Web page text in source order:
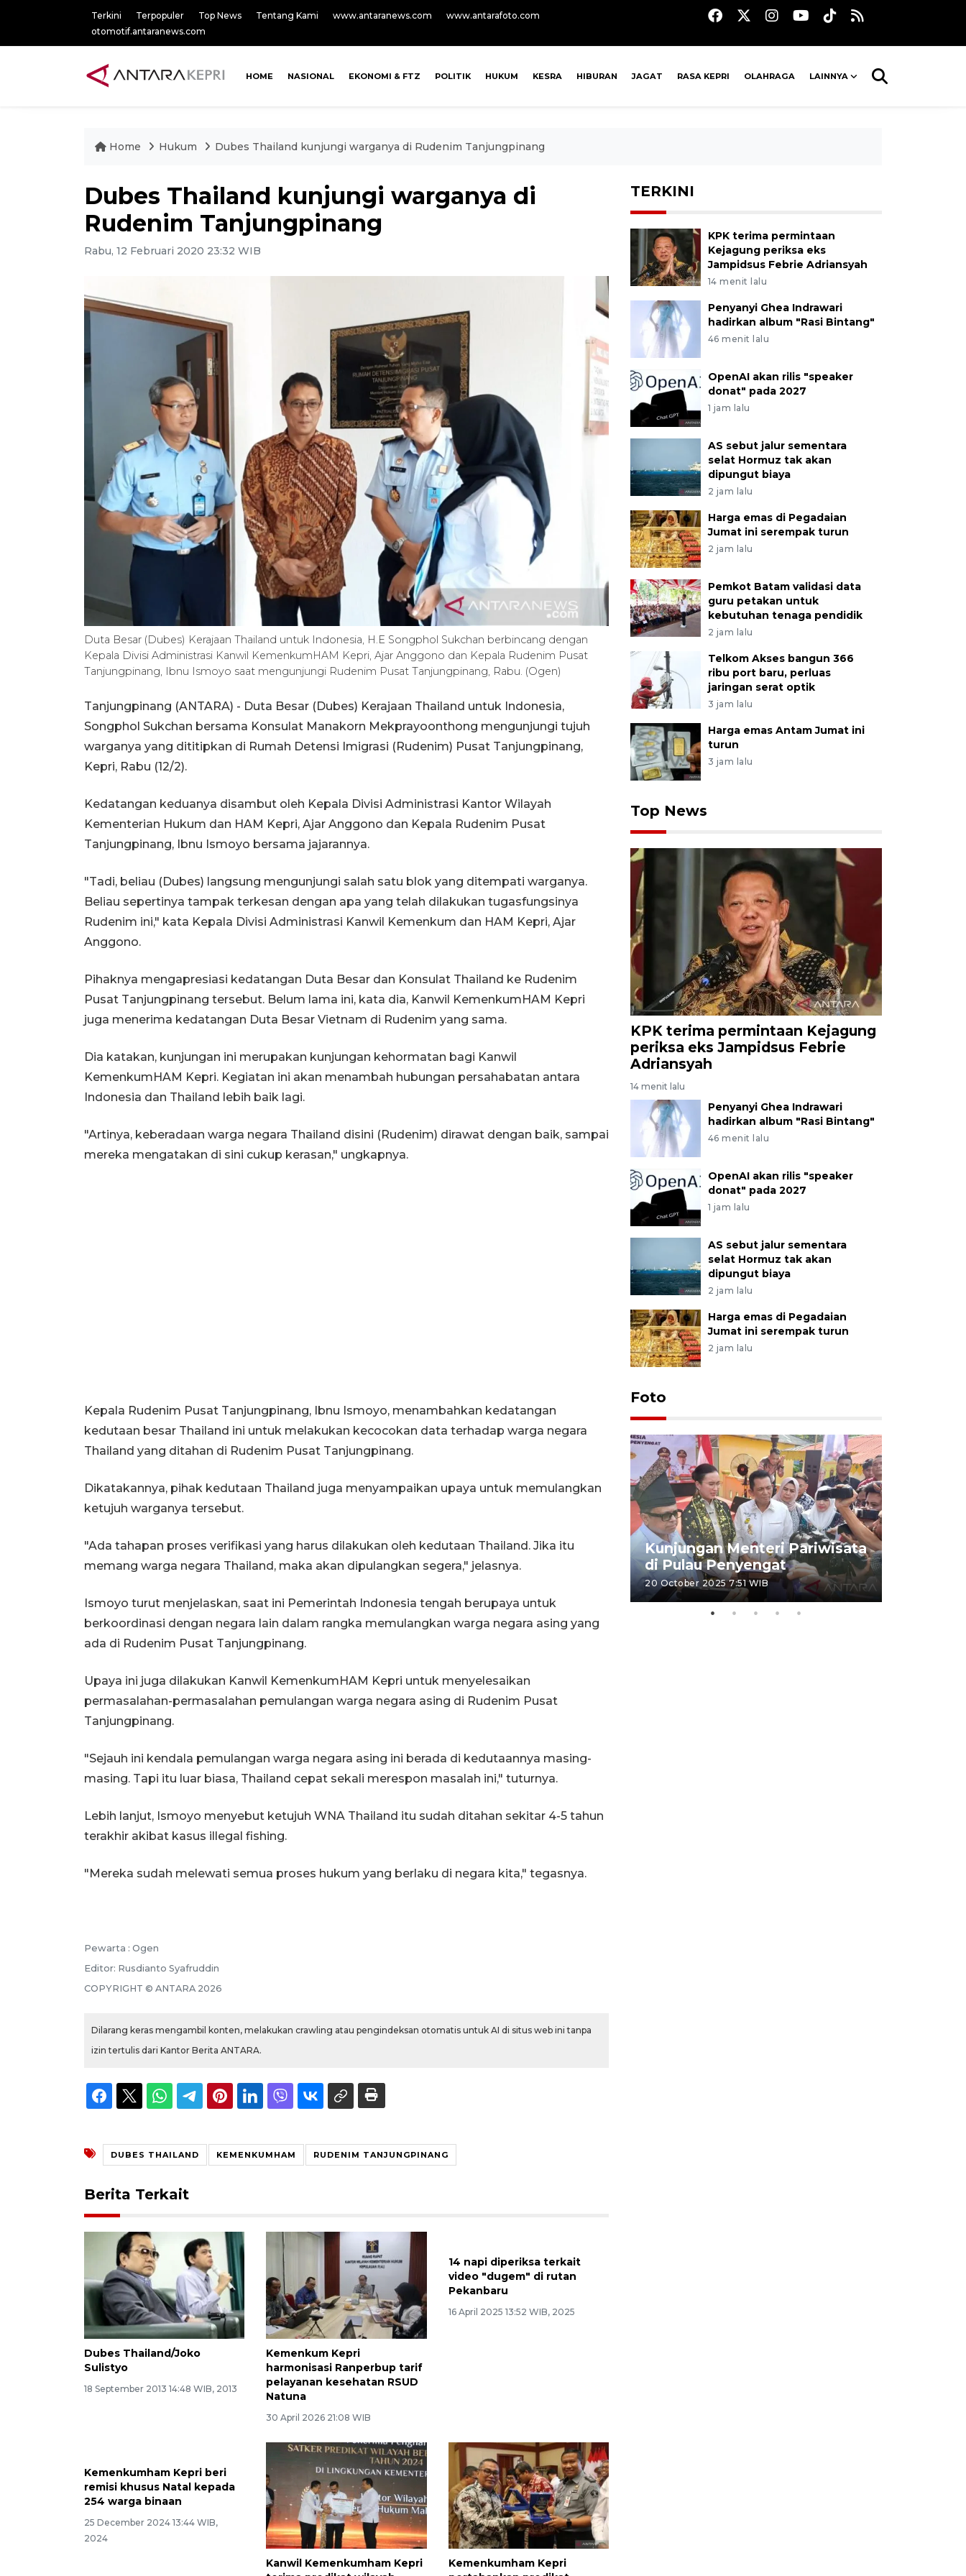
Terkini Terpopuler Top News Tentang Kami www.antaranews.com
www.antarafoto.com
otomotif.antaranews.com
HOME NASIONAL EKONOMI & FTZ POLITIK HUKUM KESRA HIBURAN JAGAT RASA KEPRI OLAHRAGA LAINNYA
Home Hukum Dubes Thailand kunjungi warganya di Rudenim Tanjungpinang
Dubes Thailand kunjungi warganya di
Rudenim Tanjungpinang
Rabu, 12 Februari 2020 23:32 WIB
Duta Besar (Dubes) Kerajaan Thailand untuk Indonesia, H.E Songphol Sukchan berbincang dengan
Kepala Divisi Administrasi Kanwil KemenkumHAM Kepri, Ajar Anggono dan Kepala Rudenim Pusat
Tanjungpinang, Ibnu Ismoyo saat mengunjungi Rudenim Pusat Tanjungpinang, Rabu. (Ogen)
Tanjungpinang (ANTARA) - Duta Besar (Dubes) Kerajaan Thailand untuk Indonesia,
Songphol Sukchan bersama Konsulat Manakorn Mekprayoonthong mengunjungi tujuh
warganya yang dititipkan di Rumah Detensi Imigrasi (Rudenim) Pusat Tanjungpinang,
Kepri, Rabu (12/2).
Kedatangan keduanya disambut oleh Kepala Divisi Administrasi Kantor Wilayah
Kementerian Hukum dan HAM Kepri, Ajar Anggono dan Kepala Rudenim Pusat
Tanjungpinang, Ibnu Ismoyo bersama jajarannya.
"Tadi, beliau (Dubes) langsung mengunjungi salah satu blok yang ditempati warganya.
Beliau sepertinya tampak terkesan dengan apa yang telah dilakukan tugasfungsinya
Rudenim ini," kata Kepala Divisi Administrasi Kanwil Kemenkum dan HAM Kepri, Ajar
Anggono.
Pihaknya mengapresiasi kedatangan Duta Besar dan Konsulat Thailand ke Rudenim
Pusat Tanjungpinang tersebut. Belum lama ini, kata dia, Kanwil KemenkumHAM Kepri
juga menerima kedatangan Duta Besar Vietnam di Rudenim yang sama.
Dia katakan, kunjungan ini merupakan kunjungan kehormatan bagi Kanwil
KemenkumHAM Kepri. Kegiatan ini akan menambah hubungan persahabatan antara
Indonesia dan Thailand lebih baik lagi.
"Artinya, keberadaan warga negara Thailand disini (Rudenim) dirawat dengan baik, sampai
mereka mengatakan di sini cukup kerasan," ungkapnya.
Kepala Rudenim Pusat Tanjungpinang, Ibnu Ismoyo, menambahkan kedatangan
kedutaan besar Thailand ini untuk melakukan kecocokan data terhadap warga negara
Thailand yang ditahan di Rudenim Pusat Tanjungpinang.
Dikatakannya, pihak kedutaan Thailand juga menyampaikan upaya untuk memulangkan
ketujuh warganya tersebut.
"Ada tahapan proses verifikasi yang harus dilakukan oleh kedutaan Thailand. Jika itu
memang warga negara Thailand, maka akan dipulangkan segera," jelasnya.
Ismoyo turut menjelaskan, saat ini Pemerintah Indonesia tengah berupaya untuk
berkoordinasi dengan negara lain dalam rangka memulangkan warga negara asing yang
ada di Rudenim Pusat Tanjungpinang.
Upaya ini juga dilakukan Kanwil KemenkumHAM Kepri untuk menyelesaikan
permasalahan-permasalahan pemulangan warga negara asing di Rudenim Pusat
Tanjungpinang.
"Sejauh ini kendala pemulangan warga negara asing ini berada di kedutaannya masing-
masing. Tapi itu luar biasa, Thailand cepat sekali merespon masalah ini," tuturnya.
Lebih lanjut, Ismoyo menyebut ketujuh WNA Thailand itu sudah ditahan sekitar 4-5 tahun
terakhir akibat kasus illegal fishing.
"Mereka sudah melewati semua proses hukum yang berlaku di negara kita," tegasnya.
Pewarta : Ogen
Editor: Rusdianto Syafruddin
COPYRIGHT © ANTARA 2026
Dilarang keras mengambil konten, melakukan crawling atau pengindeksan otomatis untuk AI di situs web ini tanpa
izin tertulis dari Kantor Berita ANTARA.
DUBES THAILAND KEMENKUMHAM RUDENIM TANJUNGPINANG
Berita Terkait
Dubes Thailand/Joko
Sulistyo
18 September 2013 14:48 WIB, 2013
Kemenkum Kepri
harmonisasi Ranperbup tarif
pelayanan kesehatan RSUD
Natuna
30 April 2026 21:08 WIB
Kemenkumham Kepri beri
remisi khusus Natal kepada
254 warga binaan
25 December 2024 13:44 WIB,
2024
Kanwil Kemenkumham Kepri
Kemenkumham Kepri
TERKINI
KPK terima permintaan
Kejagung periksa eks
Jampidsus Febrie Adriansyah
14 menit lalu
Penyanyi Ghea Indrawari
hadirkan album "Rasi Bintang"
46 menit lalu
OpenAI akan rilis "speaker
donat" pada 2027
1 jam lalu
AS sebut jalur sementara
selat Hormuz tak akan
dipungut biaya
2 jam lalu
Harga emas di Pegadaian
Jumat ini serempak turun
2 jam lalu
Pemkot Batam validasi data
guru petakan untuk
kebutuhan tenaga pendidik
2 jam lalu
Telkom Akses bangun 366
ribu port baru, perluas
jaringan serat optik
3 jam lalu
Harga emas Antam Jumat ini
turun
3 jam lalu
Top News
KPK terima permintaan Kejagung
periksa eks Jampidsus Febrie
Adriansyah
14 menit lalu
Penyanyi Ghea Indrawari
hadirkan album "Rasi Bintang"
46 menit lalu
OpenAI akan rilis "speaker
donat" pada 2027
1 jam lalu
AS sebut jalur sementara
selat Hormuz tak akan
dipungut biaya
2 jam lalu
Harga emas di Pegadaian
Jumat ini serempak turun
2 jam lalu
Foto
Distribusi logistik pemilu
gunakan mobil jenazah
Kunjungan Menteri Pariwisata
di Pulau Penyengat
20 October 2025 7:51 WIB